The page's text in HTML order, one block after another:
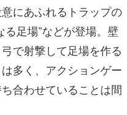
にあふれるトラップの
足場”などが登場。壁
で射撃して足場を作る
多く、アクションゲー
合わせていることは間